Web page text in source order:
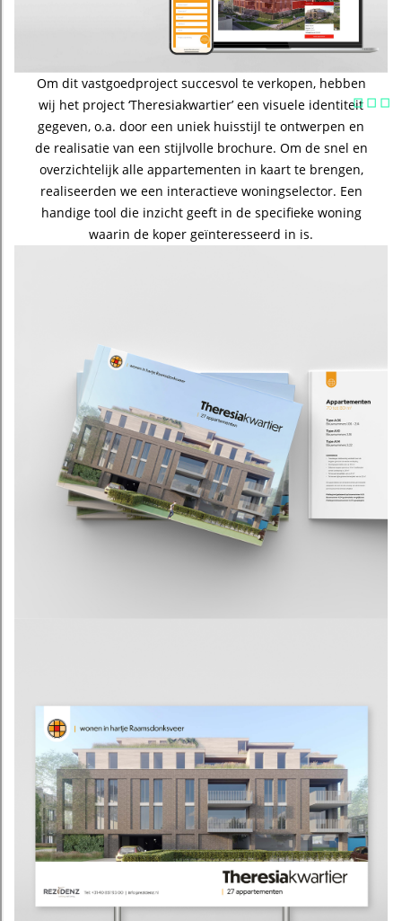
…
Om dit vastgoedproject succesvol te verkopen, hebben
wij het project ‘Theresiakwartier’ een visuele identiteit
gegeven, o.a. door een uniek huisstijl te ontwerpen en
de realisatie van een stijlvolle brochure. Om de snel en
overzichtelijk alle appartementen in kaart te brengen,
realiseerden we een interactieve woningselector. Een
handige tool die inzicht geeft in de specifieke woning
waarin de koper geïnteresseerd in is.